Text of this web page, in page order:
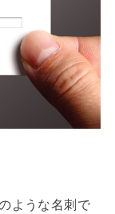
ような名刺で